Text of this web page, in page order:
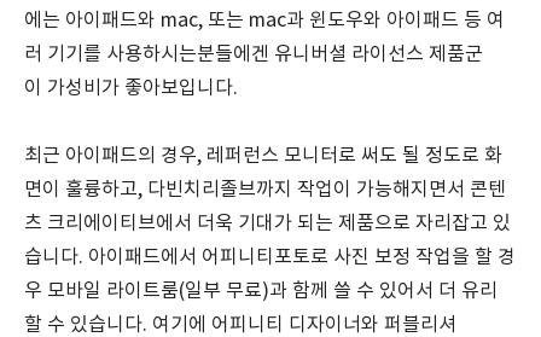
에는 아이패드와 mac, 또는 mac과 윈도우와 아이패드 등 여
러 기기를 사용하시는분들에겐 유니버셜 라이선스 제품군
이 가성비가 좋아보입니다.
최근 아이패드의 경우, 레퍼런스 모니터로 써도 될 정도로 화
면이 훌륭하고, 다빈치리졸브까지 작업이 가능해지면서 콘텐
츠 크리에이티브에서 더욱 기대가 되는 제품으로 자리잡고 있
습니다. 아이패드에서 어피니티포토로 사진 보정 작업을 할 경
우 모바일 라이트룸(일부 무료)과 함께 쓸 수 있어서 더 유리
할 수 있습니다. 여기에 어피니티 디자이너와 퍼블리셔